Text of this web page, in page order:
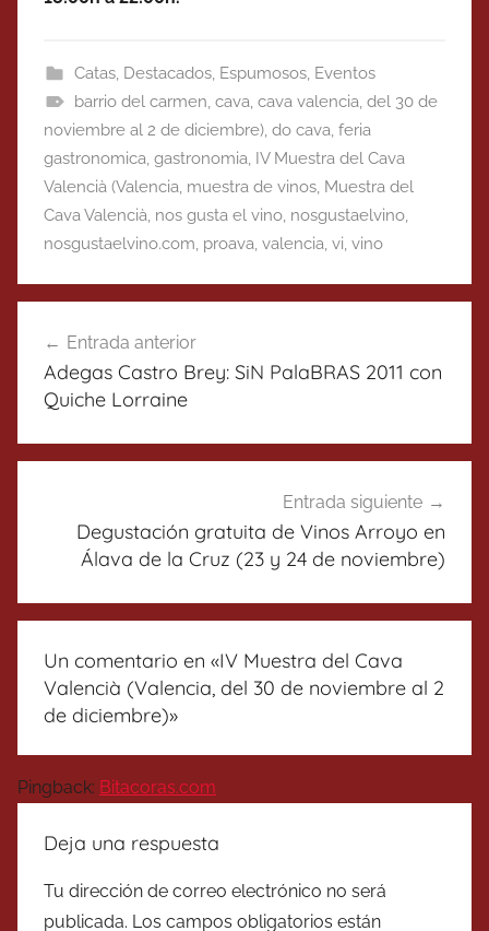
Catas, Destacados, Espumosos, Eventos
barrio del carmen, cava, cava valencia, del 30 de
noviembre al 2 de diciembre), do cava, feria
gastronomica, gastronomia, IV Muestra del Cava
Valencià (Valencia, muestra de vinos, Muestra del
Cava Valencià, nos gusta el vino, nosgustaelvino,
nosgustaelvino.com, proava, valencia, vi, vino
de
entradas
Entrada anterior
Adegas Castro Brey: SiN PalaBRAS 2011 con
Quiche Lorraine
Entrada siguiente
Degustación gratuita de Vinos Arroyo en
Álava de la Cruz (23 y 24 de noviembre)
Un comentario en «IV Muestra del Cava
Valencià (Valencia, del 30 de noviembre al 2
de diciembre)»
Pingback: Bitacoras.com
Deja una respuesta
Tu dirección de correo electrónico no será
publicada. Los campos obligatorios están